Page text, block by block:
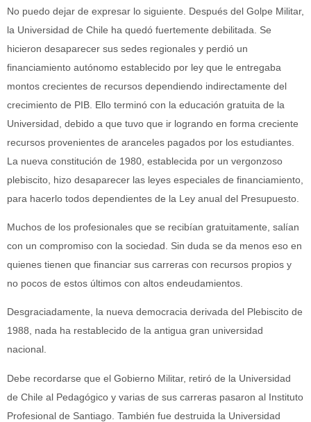
No puedo dejar de expresar lo siguiente. Después del Golpe Militar,
la Universidad de Chile ha quedó fuertemente debilitada. Se
hicieron desaparecer sus sedes regionales y perdió un
financiamiento autónomo establecido por ley que le entregaba
montos crecientes de recursos dependiendo indirectamente del
crecimiento de PIB. Ello terminó con la educación gratuita de la
Universidad, debido a que tuvo que ir logrando en forma creciente
recursos provenientes de aranceles pagados por los estudiantes.
La nueva constitución de 1980, establecida por un vergonzoso
plebiscito, hizo desaparecer las leyes especiales de financiamiento,
para hacerlo todos dependientes de la Ley anual del Presupuesto.
Muchos de los profesionales que se recibían gratuitamente, salían
con un compromiso con la sociedad. Sin duda se da menos eso en
quienes tienen que financiar sus carreras con recursos propios y
no pocos de estos últimos con altos endeudamientos.
Desgraciadamente, la nueva democracia derivada del Plebiscito de
1988, nada ha restablecido de la antigua gran universidad
nacional.
Debe recordarse que el Gobierno Militar, retiró de la Universidad
de Chile al Pedagógico y varias de sus carreras pasaron al Instituto
Profesional de Santiago. También fue destruida la Universidad